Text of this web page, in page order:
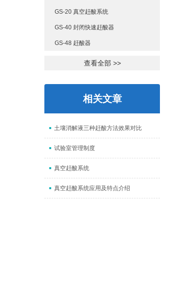
GS-20 真空赶酸系统
GS-40 封闭快速赶酸器
GS-48 赶酸器
查看全部 >>
相关文章
土壤消解液三种赶酸方法效果对比
试验室管理制度
真空赶酸系统
真空赶酸系统应用及特点介绍